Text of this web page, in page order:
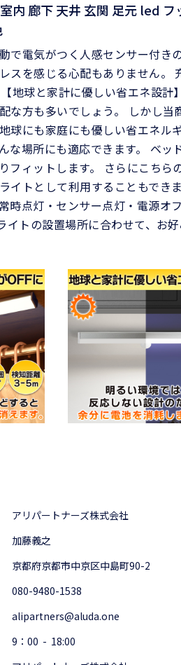
内 廊下 天井 玄関 足元 led
で電気がつく人感センサー付
スを感じる心配もありません
地球と家計に優しい省エネ設
な方も多いでしょう。 しかし
球にも家庭にも優しい省エネル
な場所にも適応できます。 ベ
フィットします。 さらにこち
イトとして利用することもで
時点灯・センサー点灯・電源
イトの設置場所に合わせて、お
アリパートナーズ株式会社
加藤義之
京都府京都市中京区中島町90-2
080-9480-1538
alipartners@aluda.one
9：00 - 18:00